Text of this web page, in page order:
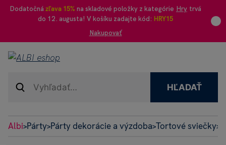
Dodatočná zľava 15% na skladové položky z kategórie Hry trvá
do 12. augusta! V košíku zadajte kód: HRY15
Nakupovať
HĽADAŤ
Albi>Párty>Párty dekorácie a výzdoba>Tortové sviečky>